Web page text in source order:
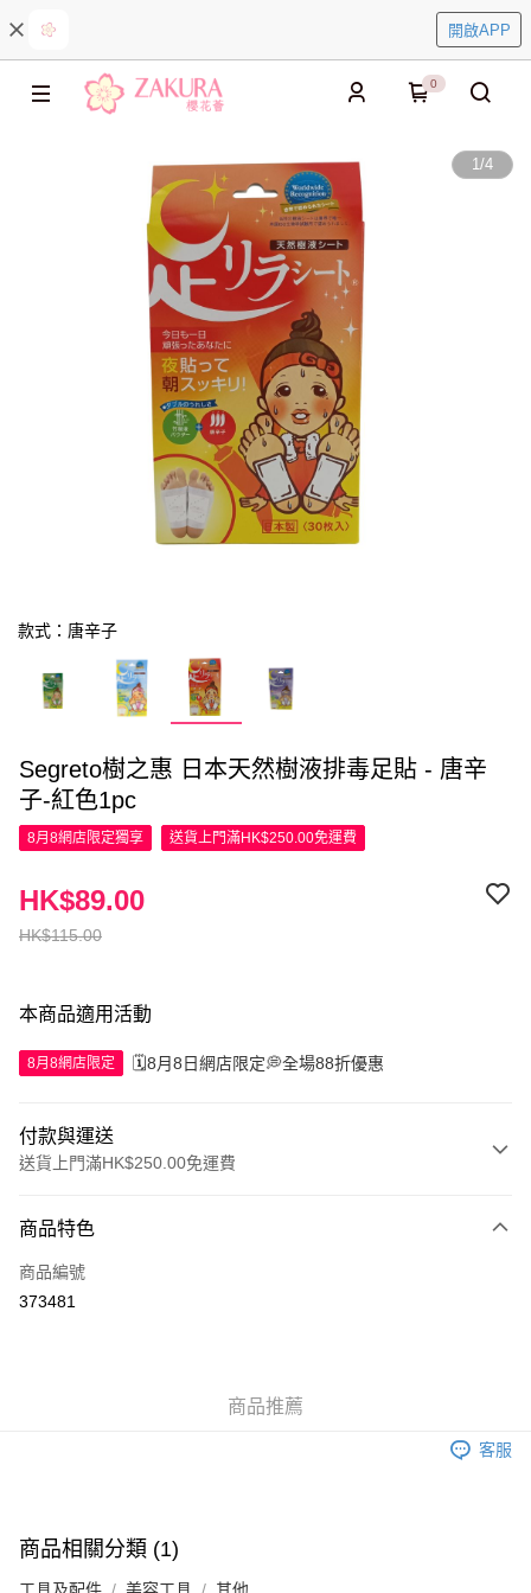
開啟APP
0
1/4
款式：唐辛子
Segreto樹之惠 日本天然樹液排毒足貼 - 唐辛
子-紅色1pc
8月8網店限定獨享 送貨上門滿HK$250.00免運費
HK$115.00
HK$89.00
本商品適用活動
8月8網店限定 🗓️8月8日網店限定💭全場88折優惠
付款與運送
送貨上門滿HK$250.00免運費
信用卡
Apple Pay
付款後門市自取，訂單確認後2-4個工作天到店，7天內取。逾期後
商品特色
商品編號
373481
商品推薦
客服
商品相關分類 (1)